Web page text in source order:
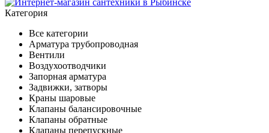
Категория
Все категории
Арматура трубопроводная
Вентили
Воздухоотводчики
Запорная арматура
Задвижки, затворы
Краны шаровые
Клапаны балансировочные
Клапаны обратные
Клапаны перепускные